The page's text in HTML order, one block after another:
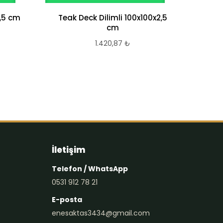
cm
Teak Deck Dilimli 100x100x2,5
cm
1.420,87 ₺
İletişim
Telefon / WhatsApp
0531 912 78 21
E-posta
enesaktas3434@gmail.com